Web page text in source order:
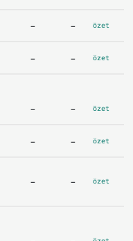
- - özet
- - özet
- - özet
- - özet
- - özet